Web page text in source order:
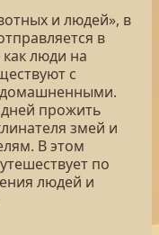
и людей», в
в
люди на
с
прожить
змей и
В этом
по
людей и